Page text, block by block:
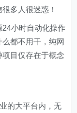
多人很迷惑！
小时自动化操作
都不用干，纯网
项目仅存在于概念
的大平台内，无